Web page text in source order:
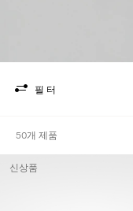
필터
50개 제품
신상품